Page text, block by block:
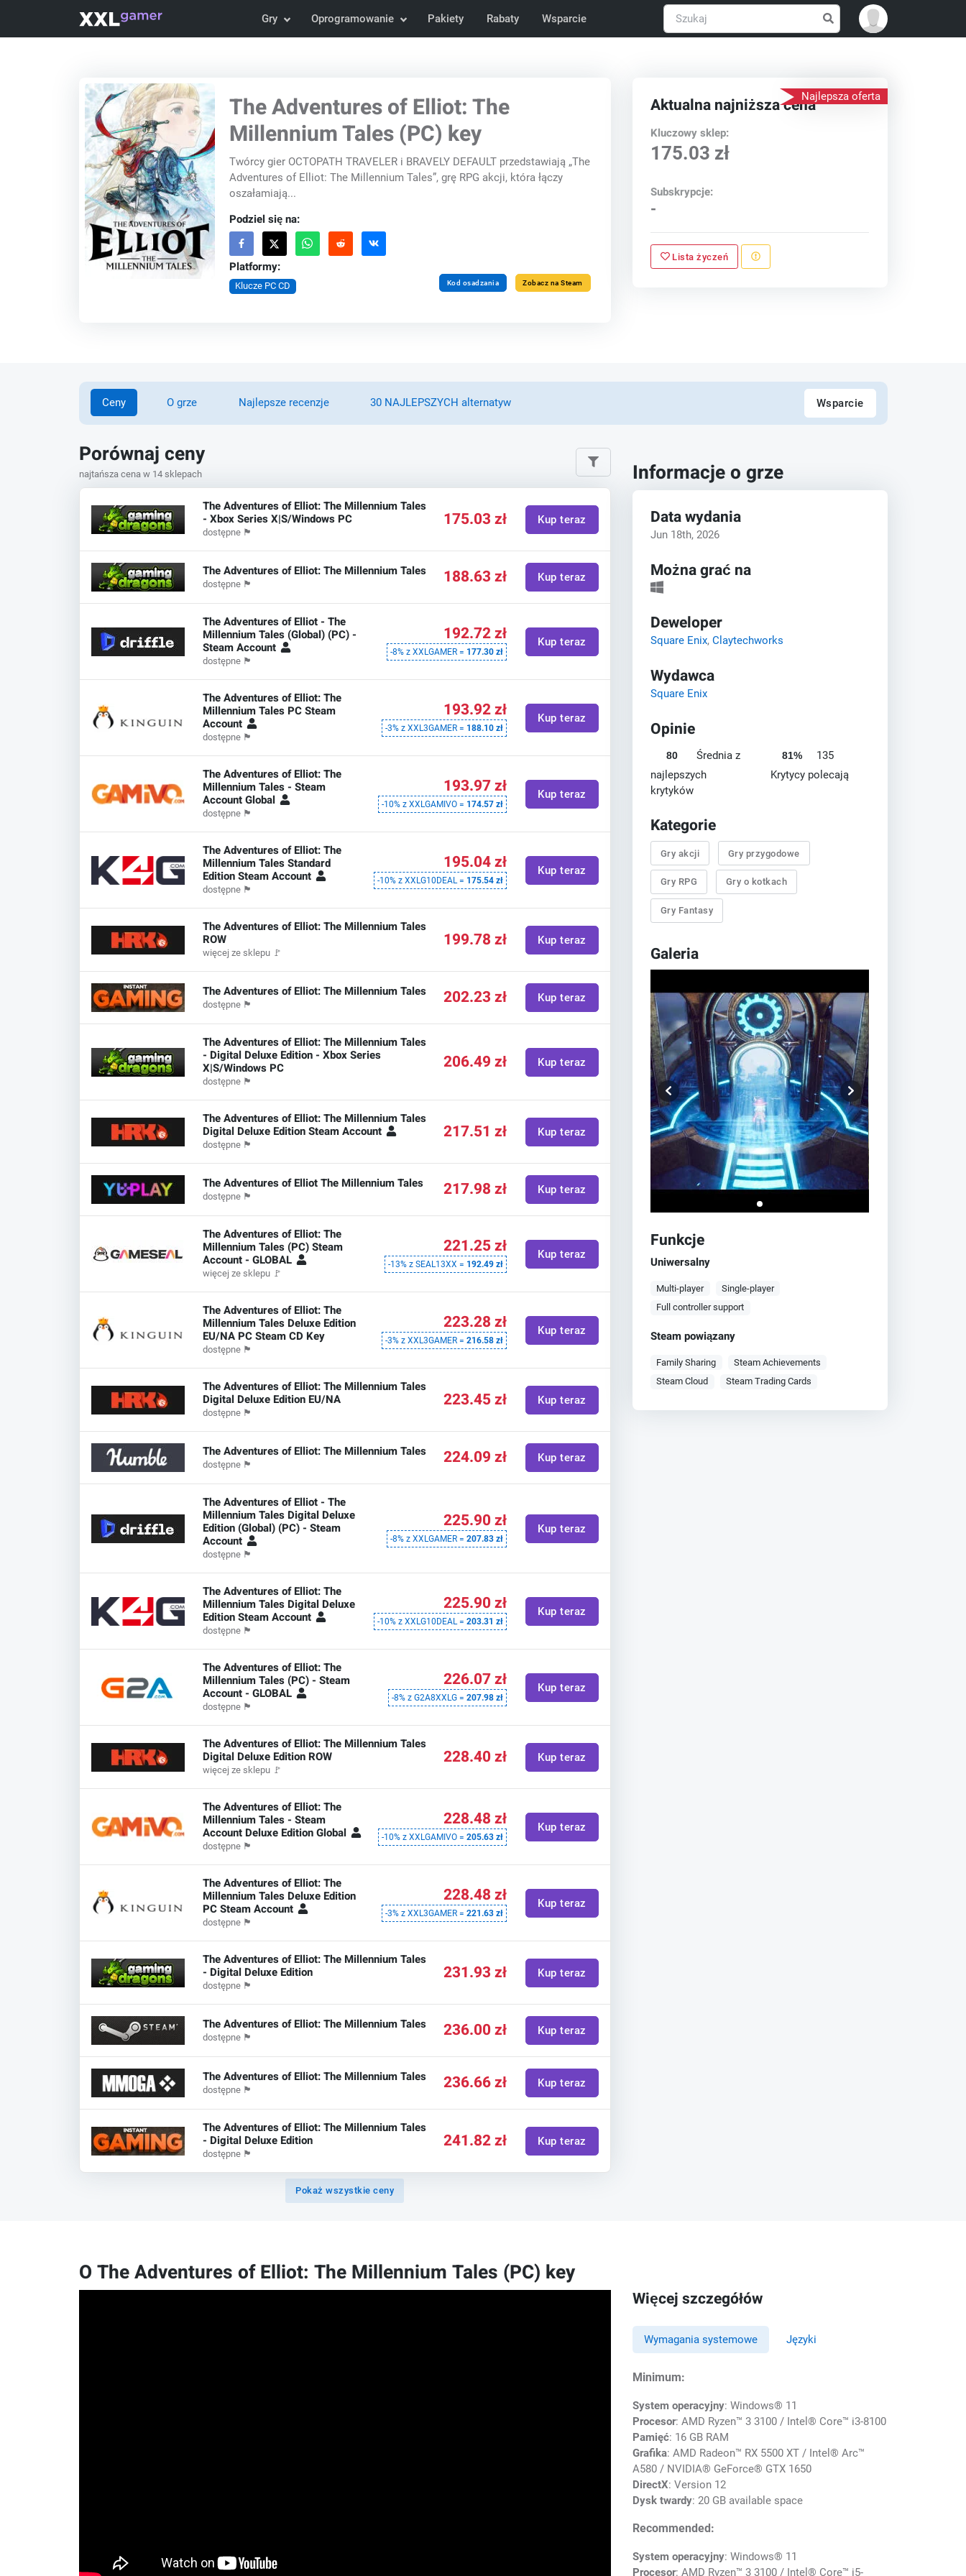
Gry Oprogramowanie Pakiety Rabaty Wsparcie
The Adventures of Elliot: The
Millennium Tales (PC) key
Twórcy gier OCTOPATH TRAVELER i BRAVELY DEFAULT przedstawiają „The
Adventures of Elliot: The Millennium Tales”, grę RPG akcji, która łączy
oszałamiają...
Podziel się na:
Platformy:
Klucze PC CD Kod osadzania Zobacz na Steam
Najlepsza oferta
Aktualna najniższa cena
Kluczowy sklep:
175.03 zł
Subskrypcje:
-
Lista życzeń
Ceny O grze Najlepsze recenzje 30 NAJLEPSZYCH alternatyw Wsparcie
Porównaj ceny
najtańsza cena w 14 sklepach
The Adventures of Elliot: The Millennium Tales
- Xbox Series X|S/Windows PC
dostępne 🏴
175.03 zł Kup teraz
The Adventures of Elliot: The Millennium Tales
dostępne 🏴 188.63 zł Kup teraz
The Adventures of Elliot - The
Millennium Tales (Global) (PC) -
Steam Account
dostępne 🏴
192.72 zł
-8% z XXLGAMER = 177.30 zł
Kup teraz
The Adventures of Elliot: The
Millennium Tales PC Steam
Account
dostępne 🏴
193.92 zł
-3% z XXL3GAMER = 188.10 zł
Kup teraz
The Adventures of Elliot: The
Millennium Tales - Steam
Account Global
dostępne 🏴
193.97 zł
-10% z XXLGAMIVO = 174.57 zł
Kup teraz
The Adventures of Elliot: The
Millennium Tales Standard
Edition Steam Account
dostępne 🏴
195.04 zł
-10% z XXLG10DEAL = 175.54 zł
Kup teraz
The Adventures of Elliot: The Millennium Tales
ROW
więcej ze sklepu 🚩
199.78 zł Kup teraz
The Adventures of Elliot: The Millennium Tales
dostępne 🏴 202.23 zł Kup teraz
The Adventures of Elliot: The Millennium Tales
- Digital Deluxe Edition - Xbox Series
X|S/Windows PC
dostępne 🏴
206.49 zł Kup teraz
The Adventures of Elliot: The Millennium Tales
Digital Deluxe Edition Steam Account
dostępne 🏴
217.51 zł Kup teraz
The Adventures of Elliot The Millennium Tales
dostępne 🏴 217.98 zł Kup teraz
The Adventures of Elliot: The
Millennium Tales (PC) Steam
Account - GLOBAL
więcej ze sklepu 🚩
221.25 zł
-13% z SEAL13XX = 192.49 zł
Kup teraz
The Adventures of Elliot: The
Millennium Tales Deluxe Edition
EU/NA PC Steam CD Key
dostępne 🏴
223.28 zł
-3% z XXL3GAMER =216.58 zł
Kup teraz
The Adventures of Elliot: The Millennium Tales
Digital Deluxe Edition EU/NA
dostępne 🏴
223.45 zł Kup teraz
The Adventures of Elliot: The Millennium Tales
dostępne 🏴 224.09 zł Kup teraz
The Adventures of Elliot - The
Millennium Tales Digital Deluxe
Edition (Global) (PC) - Steam
Account
dostępne 🏴
225.90 zł
-8% z XXLGAMER =207.83 zł
Kup teraz
The Adventures of Elliot: The
Millennium Tales Digital Deluxe
Edition Steam Account
dostępne 🏴
225.90 zł
-10% z XXLG10DEAL =203.31 zł
Kup teraz
The Adventures of Elliot: The
Millennium Tales (PC) - Steam
Account - GLOBAL
dostępne 🏴
226.07 zł
-8% z G2A8XXLG =207.98 zł
Kup teraz
The Adventures of Elliot: The Millennium Tales
Digital Deluxe Edition ROW
więcej ze sklepu 🚩
228.40 zł Kup teraz
The Adventures of Elliot: The
Millennium Tales - Steam
Account Deluxe Edition Global
dostępne 🏴
228.48 zł
-10% z XXLGAMIVO =205.63 zł
Kup teraz
The Adventures of Elliot: The
Millennium Tales Deluxe Edition
PC Steam Account
dostępne 🏴
228.48 zł
-3% z XXL3GAMER =221.63 zł
Kup teraz
The Adventures of Elliot: The Millennium Tales
- Digital Deluxe Edition
dostępne 🏴
231.93 zł Kup teraz
The Adventures of Elliot: The Millennium Tales
dostępne 🏴 236.00 zł Kup teraz
The Adventures of Elliot: The Millennium Tales
dostępne 🏴 236.66 zł Kup teraz
The Adventures of Elliot: The Millennium Tales
- Digital Deluxe Edition
dostępne 🏴
241.82 zł Kup teraz
Pokaż wszystkie ceny
Informacje o grze
Data wydania
Jun 18th, 2026
Można grać na
Deweloper
Square Enix,Claytechworks
Wydawca
Square Enix
Opinie
80
Średnia z
najlepszych
krytyków
81%
135
Krytycy polecają
Kategorie
Gry akcji Gry przygodowe
Gry RPG Gry o kotkach
Gry Fantasy
Galeria
Funkcje
Uniwersalny
Multi-player
Single-player
Full controller support
Steam powiązany
Family Sharing
Steam Achievements
Steam Cloud
Steam Trading Cards
O The Adventures of Elliot: The Millennium Tales (PC) key
Więcej szczegółów
Wymagania systemowe Języki
Minimum:
System operacyjny: Windows® 11
Procesor: AMD Ryzen™ 3 3100 / Intel® Core™ i3-8100
Pamięć: 16 GB RAM
Grafika: AMD Radeon™ RX 5500 XT / Intel® Arc™
A580 / NVIDIA® GeForce® GTX 1650
DirectX: Version 12
Dysk twardy: 20 GB available space
Recommended:
System operacyjny: Windows® 11
Procesor: AMD Ryzen™ 3 3100 / Intel® Core™ i5-